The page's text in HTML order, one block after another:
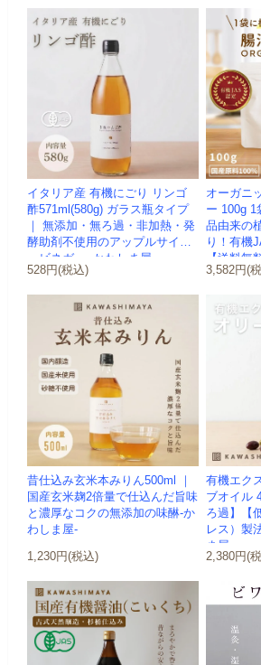
イタリア産 有機にごり リンゴ
酢571ml(580g) ガラス瓶タイプ
｜ 無添加・無ろ過・非加熱・発
酵助剤不使用のアップルサイダ
ービネガー -かわしま屋-
528円(税込)
オーガニ
ー 100g 1
品由来の
り！有機JAS認
【送料無
3,582円(
昔仕込み玄米本みりん500ml ｜
国産玄米麹2倍量で仕込んだ旨味
と濃厚なコクの無添加の味醂-か
わしま屋-
1,230円(税込)
有機エク
ブオイル
ろ過】【
レス）製
ま屋-
2,380円(